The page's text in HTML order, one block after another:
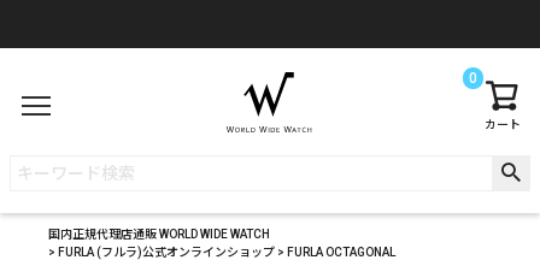
カート
0
国内正規代理店通販 WORLD WIDE WATCH
FURLA (フルラ)公式オンラインショップ
FURLA OCTAGONAL